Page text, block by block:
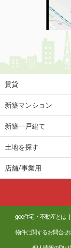
賃貸
新築マンション
新築一戸建て
土地を探す
店舗/事業用
goo住宅・不動産とは
物件に関するお問合せ